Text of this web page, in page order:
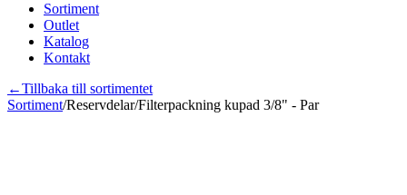
Sortiment
Outlet
Katalog
Kontakt
←Tillbaka till sortimentet
Sortiment/Reservdelar/Filterpackning kupad 3/8" - Par